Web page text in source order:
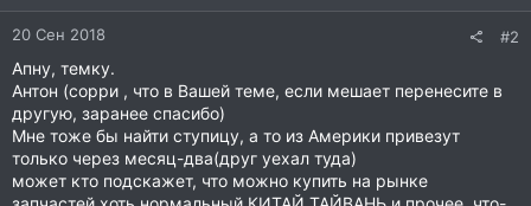
20 Сен 2018 #2
Апну, темку.
Антон (сорри , что в Вашей теме, если мешает перенесите в
другую, заранее спасибо)
Мне тоже бы найти ступицу, а то из Америки привезут
только через месяц-два(друг уехал туда)
может кто подскажет, что можно купить на рынке